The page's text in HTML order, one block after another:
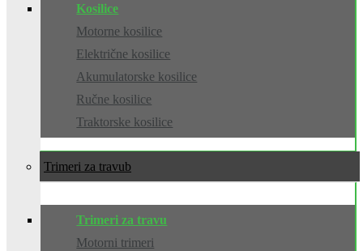
Kosilice
Motorne kosilice
Električne kosilice
Akumulatorske kosilice
Ručne kosilice
Traktorske kosilice
Trimeri za travu
Trimeri za travu
Motorni trimeri